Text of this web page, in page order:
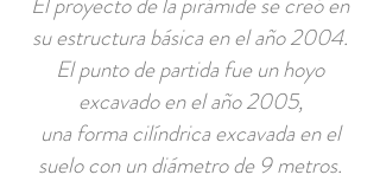
su estructura básica en el año 2004.
El punto de partida fue un hoyo
excavado en el año 2005,
una forma cilíndrica excavada en el
suelo con un diámetro de 9 metros.